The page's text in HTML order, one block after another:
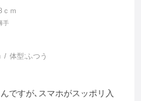
ｃｍ
手
体型:ふつう
ですが､スマホがスッポリ入